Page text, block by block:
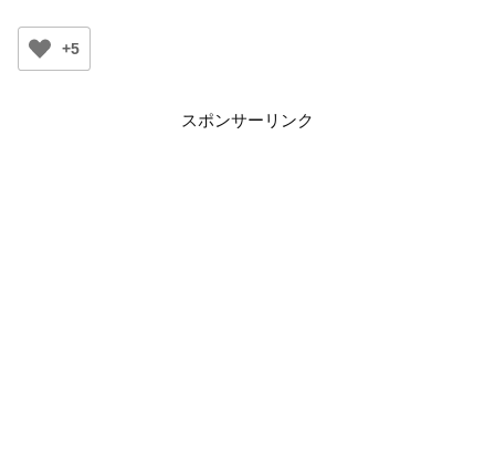
+5
スポンサーリンク